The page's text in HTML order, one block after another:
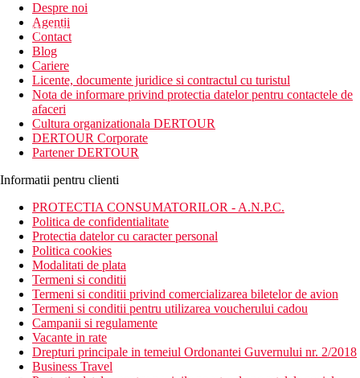
newsletter!
Despre noi
Agentii
Contact
Blog
Cariere
Licente, documente juridice si contractul cu turistul
Nota de informare privind protectia datelor pentru contactele de
afaceri
Cultura organizationala DERTOUR
DERTOUR Corporate
Partener DERTOUR
Informatii pentru clienti
PROTECTIA CONSUMATORILOR - A.N.P.C.
Politica de confidentialitate
Protectia datelor cu caracter personal
Politica cookies
Modalitati de plata
Termeni si conditii
Termeni si conditii privind comercializarea biletelor de avion
Termeni si conditii pentru utilizarea voucherului cadou
Campanii si regulamente
Vacante in rate
Drepturi principale in temeiul Ordonantei Guvernului nr. 2/2018
Business Travel